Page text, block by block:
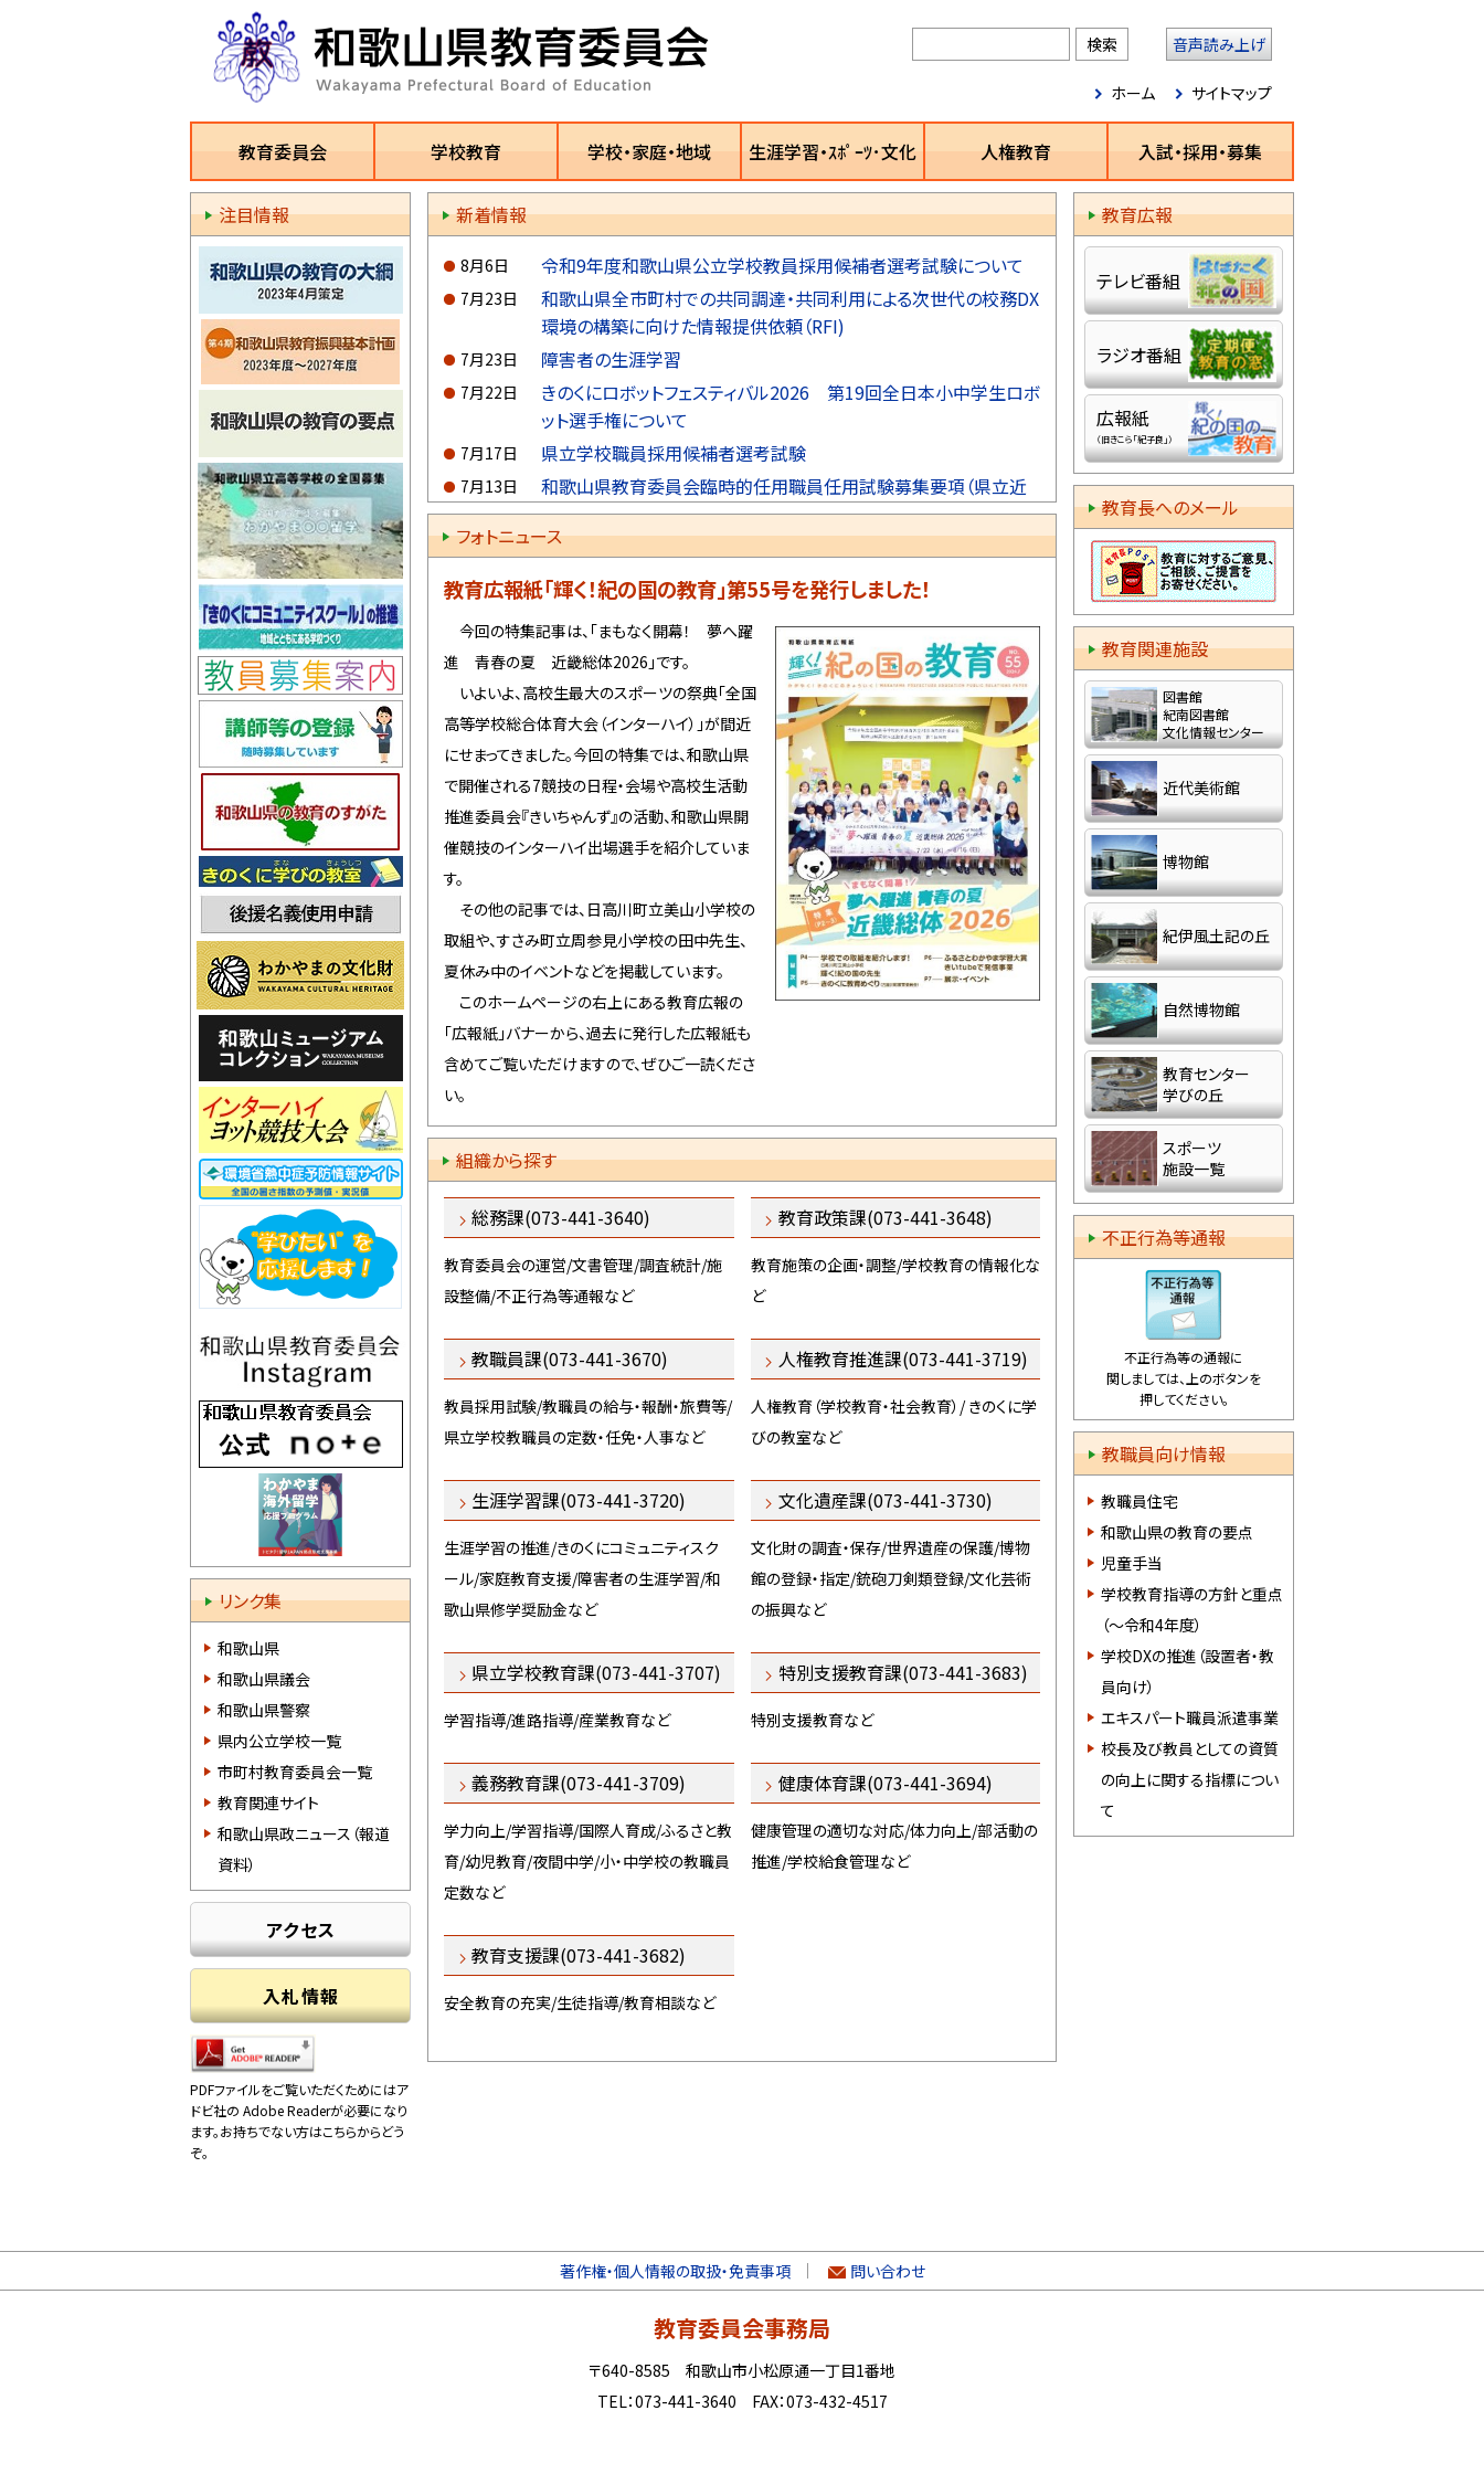
音声読み上げ
ホーム サイトマップ
教育委員会 学校教育 学校・家庭・地域 生涯学習・ｽﾎﾟｰﾂ･文化 人権教育 入試・採用・募集
新着情報
8月6日 令和9年度和歌山県公立学校教員採用候補者選考試験について
7月23日
和歌山県全市町村での共同調達・共同利用による次世代の校務DX
環境の構築に向けた情報提供依頼（RFI)
7月23日 障害者の生涯学習
7月22日
きのくにロボットフェスティバル2026 第19回全日本小中学生ロボ
ット選手権について
7月17日 県立学校職員採用候補者選考試験
7月13日
和歌山県教育委員会臨時的任用職員任用試験募集要項（県立近
代美術館）
7月6日 令和8年度教員業務支援員の募集について
7月3日 令和9年度和歌山県立高等学校入学者選抜の概要について
型プロポーザルの実施について
7月1日
令和8年度和歌山県教育委員会教育職員免許法認定講習(特別支
援学校教諭二種免許状)について
7月1日 令和8年度きのくに科学オリンピック
6月30日
令和8年度小・中学校GIGAスクール用コンピュータ共同調達(再調
達）WindowsOSの一般競争入札について
6月26日 きのくにロボットフェスティバル2026について
6月17日
令和9年度入学 和歌山県立併設型中学校学校説明会の開催に
6月9日 「超小型模擬人工衛星（缶サット）体験会」への申込みについて
令和8年度高等学校における中学生の体験学習等の実施について
和歌山県修学奨励金貸与制度
5月13日 近代美術館・博物館の活用促進事業
4月30日
【登録博物館】和歌山県立紀伊風土記の丘（和歌山市）を再登録し
フォトニュース
教育広報紙「輝く！紀の国の教育」第55号を発行しました！
今回の特集記事は、「まもなく開幕！ 夢へ躍
進 青春の夏 近畿総体2026」です。
いよいよ、高校生最大のスポーツの祭典「全国
高等学校総合体育大会（インターハイ）」が間近
にせまってきました。今回の特集では、和歌山県
で開催される7競技の日程・会場や高校生活動
推進委員会『きいちゃんず』の活動、和歌山県開
催競技のインターハイ出場選手を紹介していま
す。
その他の記事では、日高川町立美山小学校の
取組や、すさみ町立周参見小学校の田中先生、
夏休み中のイベントなどを掲載しています。
このホームページの右上にある教育広報の
「広報紙」バナーから、過去に発行した広報紙も
含めてご覧いただけますので、ぜひご一読くださ
い。
組織から探す
総務課(073-441-3640)
教育委員会の運営/文書管理/調査統計/施
設整備/不正行為等通報など
教育政策課(073-441-3648)
教育施策の企画・調整/学校教育の情報化な
ど
教職員課(073-441-3670)
教員採用試験/教職員の給与・報酬・旅費等/
県立学校教職員の定数・任免・人事など
人権教育推進課(073-441-3719)
人権教育（学校教育・社会教育）/ きのくに学
びの教室など
生涯学習課(073-441-3720)
生涯学習の推進/きのくにコミュニティスク
ール/家庭教育支援/障害者の生涯学習/和
歌山県修学奨励金など
文化遺産課(073-441-3730)
文化財の調査・保存/世界遺産の保護/博物
館の登録・指定/銃砲刀剣類登録/文化芸術
の振興など
県立学校教育課(073-441-3707)
学習指導/進路指導/産業教育など
特別支援教育課(073-441-3683)
特別支援教育など
義務教育課(073-441-3709)
学力向上/学習指導/国際人育成/ふるさと教
育/幼児教育/夜間中学/小・中学校の教職員
定数など
健康体育課(073-441-3694)
健康管理の適切な対応/体力向上/部活動の
推進/学校給食管理など
教育支援課(073-441-3682)
安全教育の充実/生徒指導/教育相談など
注目情報
リンク集
和歌山県
和歌山県議会
和歌山県警察
県内公立学校一覧
市町村教育委員会一覧
教育関連サイト
和歌山県政ニュース（報道
資料）
アクセス
入札情報
PDFファイルをご覧いただくためにはア
ドビ社の Adobe Readerが必要になり
ます。お持ちでない方はこちらからどう
ぞ。
教育広報
テレビ番組
ラジオ番組
広報紙
（旧きこら「紀子良」）
教育長へのメール
教育関連施設
図書館
紀南図書館
文化情報センター
近代美術館
博物館
紀伊風土記の丘
自然博物館
教育センター
学びの丘
スポーツ
施設一覧
不正行為等通報
不正行為等の通報に
関しましては、上のボタンを
押してください。
教職員向け情報
教職員住宅
和歌山県の教育の要点
児童手当
学校教育指導の方針と重点
（～令和4年度）
学校DXの推進（設置者・教
員向け）
エキスパート職員派遣事業
校長及び教員としての資質
の向上に関する指標につい
て
著作権・個人情報の取扱・免責事項 問い合わせ
教育委員会事務局
〒640-8585 和歌山市小松原通一丁目1番地
TEL：073-441-3640 FAX：073-432-4517